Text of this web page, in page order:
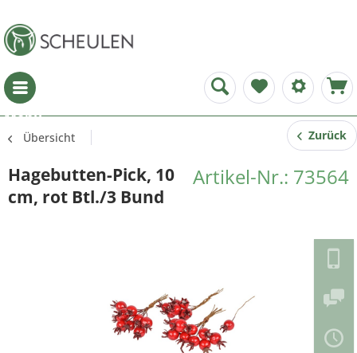
Menü
Übersicht Zurück
Artikel-Nr.: 73564
Hagebutten-Pick, 10
cm, rot Btl./3 Bund